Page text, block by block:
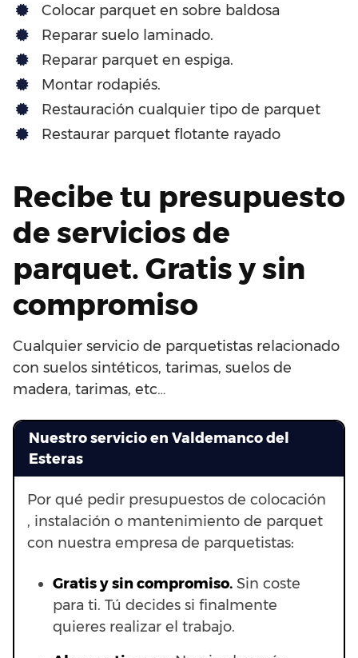
Colocar parquet en sobre baldosa
Reparar suelo laminado.
Reparar parquet en espiga.
Montar rodapiés.
Restauración cualquier tipo de parquet
Restaurar parquet flotante rayado
Recibe tu presupuesto
de servicios de
parquet. Gratis y sin
compromiso
Cualquier servicio de parquetistas relacionado
con suelos sintéticos, tarimas, suelos de
madera, tarimas, etc…
Nuestro servicio en Valdemanco del
Esteras
Por qué pedir presupuestos de colocación
, instalación o mantenimiento de parquet
con nuestra empresa de parquetistas:
Gratis y sin compromiso. Sin coste
para ti. Tú decides si finalmente
quieres realizar el trabajo.